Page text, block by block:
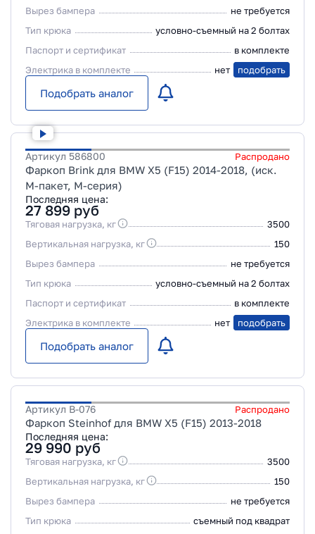
Вырез бампера
не требуется
Тип крюка
условно-съемный на 2 болтах
Паспорт и сертификат
в комплекте
Электрика в комплекте
нет подобрать
Подобрать аналог
Артикул 586800 Распродано
Фаркоп Brink для BMW X5 (F15) 2014-2018, (иск.
М-пакет, М-серия)
Последняя цена:
27 899 руб
Тяговая нагрузка, кг
3500
Вертикальная нагрузка, кг
150
Вырез бампера
не требуется
Тип крюка
условно-съемный на 2 болтах
Паспорт и сертификат
в комплекте
Электрика в комплекте
нет подобрать
Подобрать аналог
Артикул B-076 Распродано
Фаркоп Steinhof для BMW X5 (F15) 2013-2018
Последняя цена:
29 990 руб
Тяговая нагрузка, кг
3500
Вертикальная нагрузка, кг
150
Вырез бампера
не требуется
Тип крюка
съемный под квадрат